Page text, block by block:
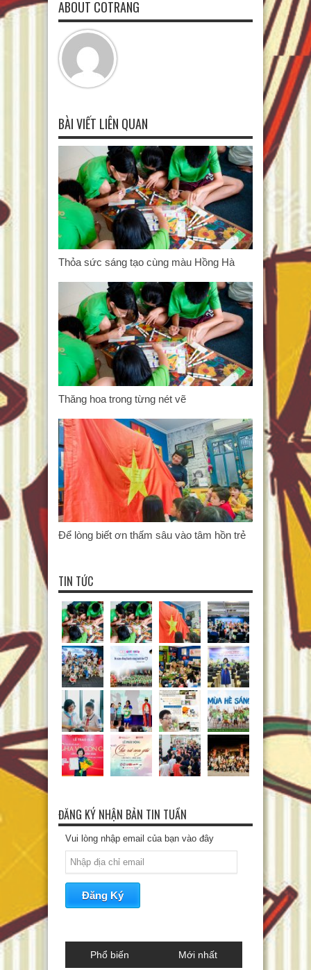
ABOUT COTRANG
BÀI VIẾT LIÊN QUAN
Thỏa sức sáng tạo cùng màu Hồng Hà
Thăng hoa trong từng nét vẽ
Để lòng biết ơn thấm sâu vào tâm hồn trẻ
TIN TỨC
ĐĂNG KÝ NHẬN BẢN TIN TUẦN
Vui lòng nhập email của bạn vào đây
Phổ biến Mới nhất